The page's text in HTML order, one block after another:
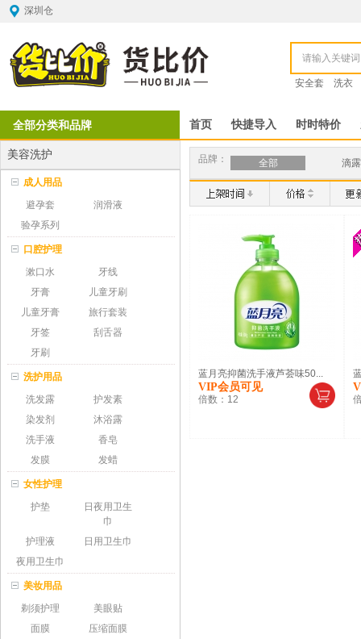
深圳仓
安全套 洗衣
全部分类和品牌 首页 快捷导入 时时特价
美容洗护
成人用品
避孕套
润滑液
验孕系列
口腔护理
漱口水
牙线
牙膏
儿童牙刷
儿童牙膏
旅行套装
牙签
刮舌器
牙刷
洗护用品
洗发露
护发素
染发剂
沐浴露
洗手液
香皂
发膜
发蜡
女性护理
护垫
日夜用卫生
巾
护理液
日用卫生巾
夜用卫生巾
美妆用品
剃须护理
美眼贴
面膜
压缩面膜
品牌： 全部 滴露
蓝月亮抑菌洗手液芦荟味50...
VIP会员可见
倍数： 12